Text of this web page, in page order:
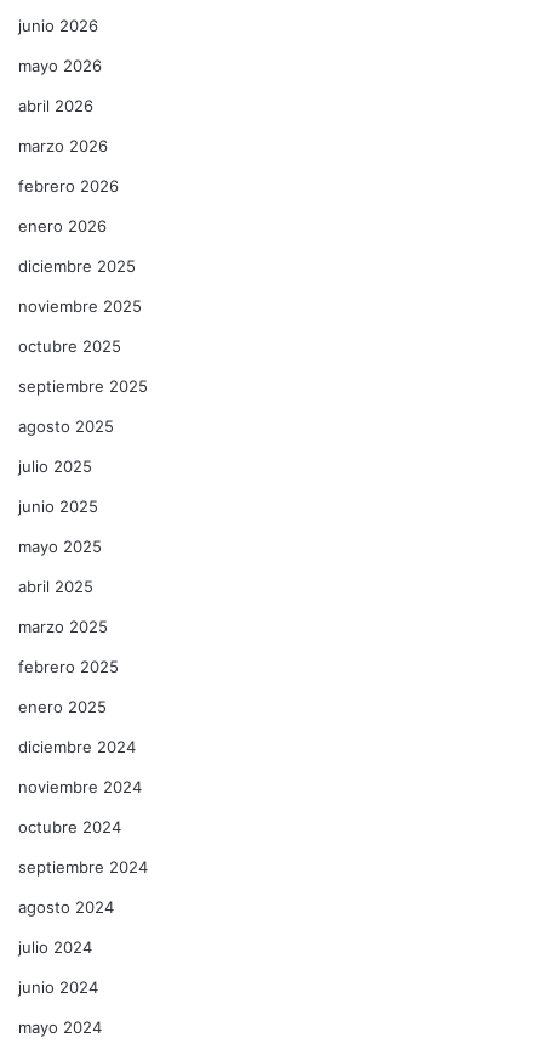
junio 2026
mayo 2026
abril 2026
marzo 2026
febrero 2026
enero 2026
diciembre 2025
noviembre 2025
octubre 2025
septiembre 2025
agosto 2025
julio 2025
junio 2025
mayo 2025
abril 2025
marzo 2025
febrero 2025
enero 2025
diciembre 2024
noviembre 2024
octubre 2024
septiembre 2024
agosto 2024
julio 2024
junio 2024
mayo 2024